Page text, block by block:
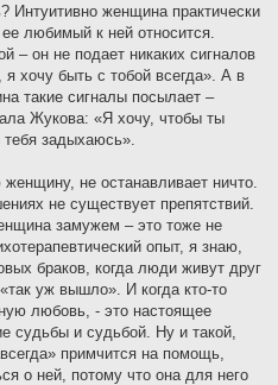
Интуитивно женщина практически
любимый к ней относится.
– он не подает никаких сигналов
хочу быть с тобой всегда». А в
такие сигналы посылает –
Жукова: «Я хочу, чтобы ты
задыхаюсь».
не останавливает ничто.
не существует препятствий.
замужем – это тоже не
опыт, я знаю,
браков, когда люди живут друг
уж вышло». И когда кто-то
любовь, - это настоящее
судьбы и судьбой. Ну и такой,
примчится на помощь,
о ней, потому что она для него